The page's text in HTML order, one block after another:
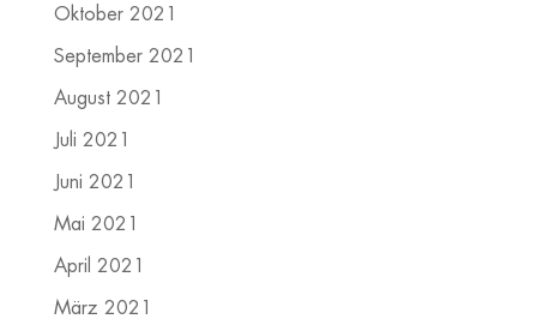
Oktober 2021
September 2021
August 2021
Juli 2021
Juni 2021
Mai 2021
April 2021
März 2021